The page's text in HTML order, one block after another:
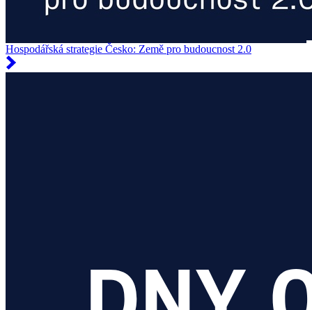
Hospodářská strategie Česko: Země pro budoucnost 2.0